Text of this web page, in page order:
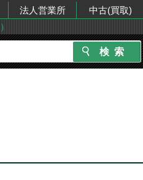
法人営業所 中古(買取)